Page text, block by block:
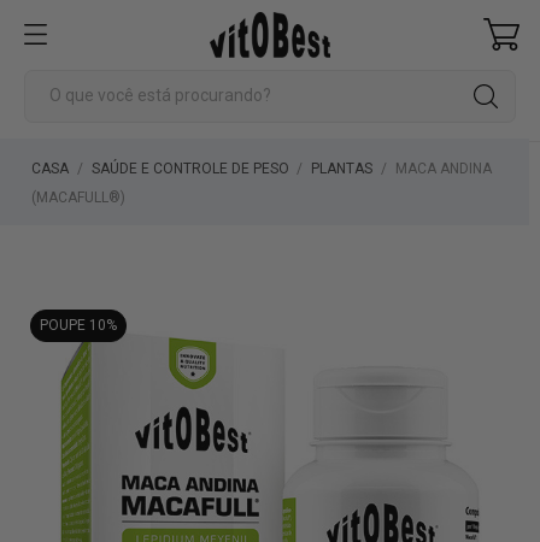
CASA SAÚDE E CONTROLE DE PESO PLANTAS
MACA ANDINA
(MACAFULL®)
POUPE 10%